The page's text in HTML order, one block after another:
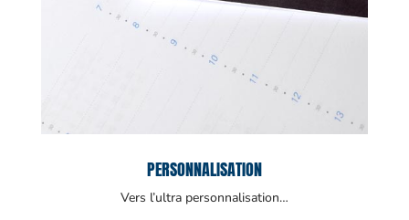
PERSONNALISATION
Vers l’ultra personnalisation…